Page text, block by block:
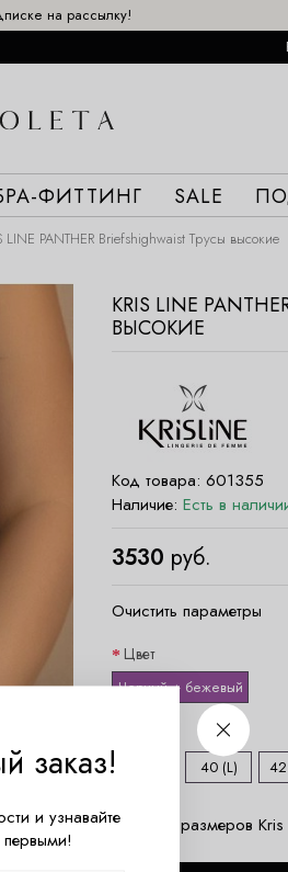
на рассылку!
ФИТТИНГ SALE
LINE PANTHER Briefshighwaist Трусы высокие
KRIS LINE
ВЫСОКИЕ
Код товара: 601355
Наличие: Есть в
3530 руб.
Очистить параметры
Цвет
Черный + бежевый
40 (L) 42
Таблица размеров Kris
заказ!
и узнавайте
первыми!